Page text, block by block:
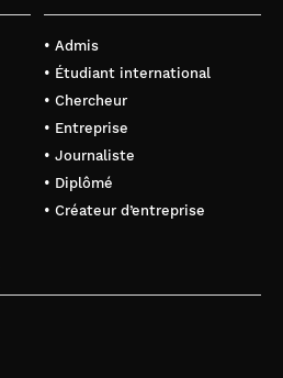
• Admis
• Étudiant international
• Chercheur
• Entreprise
• Journaliste
• Diplômé
• Créateur d’entreprise